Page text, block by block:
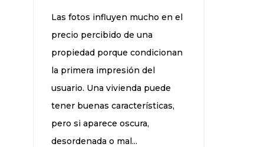
Las fotos influyen mucho en el
precio percibido de una
propiedad porque condicionan
la primera impresión del
usuario. Una vivienda puede
tener buenas características,
pero si aparece oscura,
desordenada o mal...